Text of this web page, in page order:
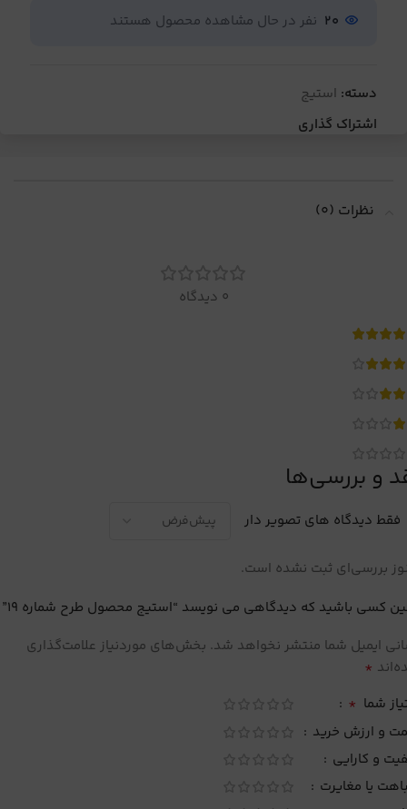
20 نفر در حال مشاهده محصول هستند
دسته: استیج
اشتراک گذاری
نظرات (0)
0 دیدگاه
و بررسی‌ها
فقط دیدگاه های تصویر دار
بررسی‌ای ثبت نشده است.
کسی باشید که دیدگاهی می نویسد “استیج محصول طرح شماره 19”
ایمیل شما منتشر نخواهد شد. بخش‌های موردنیاز علامت‌گذاری
*
شما *
و ارزش خرید
و کارایی
یا مغایرت